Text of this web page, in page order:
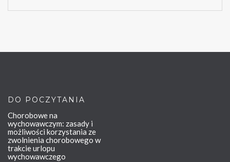
DO POCZYTANIA
Chorobowe na
wychowawczym: zasady i
możliwości korzystania ze
zwolnienia chorobowego w
trakcie urlopu
wychowawczego